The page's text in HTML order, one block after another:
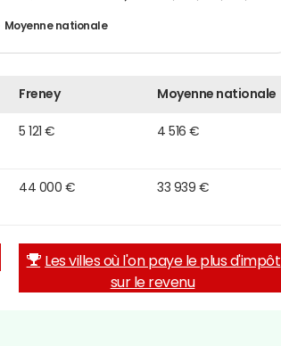
Moyenne nationale
Freney Moyenne nationale
5 121 € 4 516 €
44 000 € 33 939 €
Les villes où l'on paye le plus d'impôt
sur le revenu